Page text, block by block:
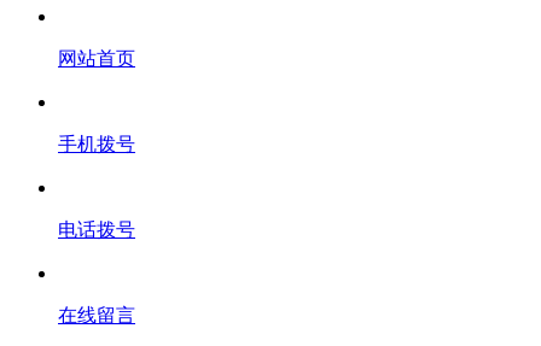
网站首页
手机拨号
电话拨号
在线留言